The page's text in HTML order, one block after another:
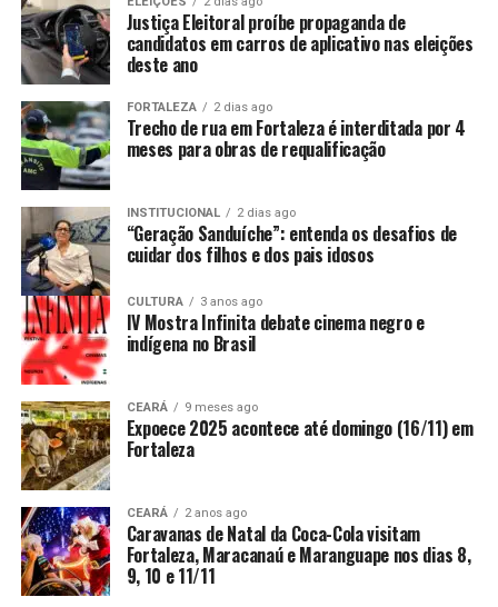
Justiça Eleitoral proíbe propaganda de
candidatos em carros de aplicativo nas eleições
deste ano
FORTALEZA 2 dias ago
Trecho de rua em Fortaleza é interditada por 4
meses para obras de requalificação
INSTITUCIONAL 2 dias ago
“Geração Sanduíche”: entenda os desafios de
cuidar dos filhos e dos pais idosos
CULTURA 3 anos ago
IV Mostra Infinita debate cinema negro e
indígena no Brasil
CEARÁ 9 meses ago
Expoece 2025 acontece até domingo (16/11) em
Fortaleza
CEARÁ 2 anos ago
Caravanas de Natal da Coca-Cola visitam
Fortaleza, Maracanaú e Maranguape nos dias 8,
9, 10 e 11/11